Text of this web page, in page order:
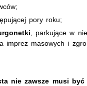
pory roku;
, parkujące w
imprez masowych i
nie zawsze musi